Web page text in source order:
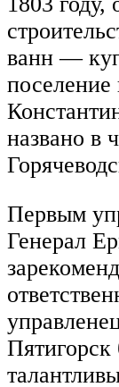
ванн —
поселение
названо в
Первым
Генерал